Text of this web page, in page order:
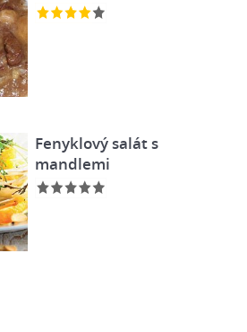
Fenyklový salát s
mandlemi